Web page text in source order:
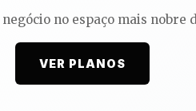
no espaço mais nobre
VER PLANOS